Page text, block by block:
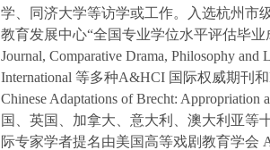
学、同济大学等访学或工作。入选杭州市
教育发展中心“全国专业学位水平评估毕
Journal, Comparative Drama, Philosophy and
International 等多种A&HCI国际权威期刊和
Chinese Adaptations of Brecht: Appropriation
国、英国、加拿大、意大利、澳大利亚等
际专家学者提名由美国高等戏剧教育学会